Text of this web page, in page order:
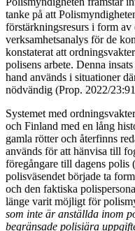
tanke på att
förstärkningsresurs i form
verksamhetsanalys för de
konstaterat att
polisens arbete. Denna
hand används i situationer
nödvändig (Prop. 2022/
Systemet med
och Finland med en lång
gamla rötter och återfinns
används för att hänvisa till
föregångare till dagens
polisväsendet började ta
och den faktiska
länge varit möjligt för
som inte är anställda inom
begränsade polisiära